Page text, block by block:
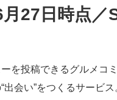
月27日時点／
を投稿できるグルメコ
会い”をつくるサービ